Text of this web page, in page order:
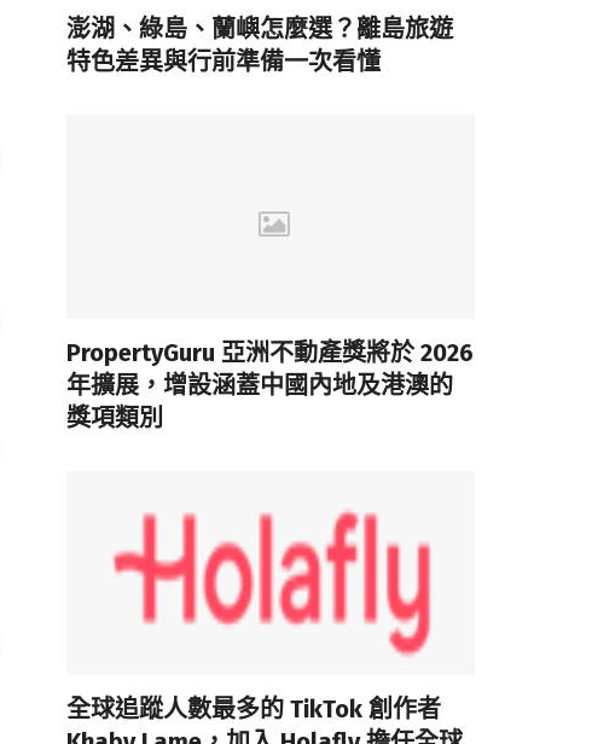
澎湖、綠島、蘭嶼怎麼選？離島旅遊
特色差異與行前準備一次看懂
PropertyGuru 亞洲不動產獎將於 2026
年擴展，增設涵蓋中國內地及港澳的
獎項類別
全球追蹤人數最多的 TikTok 創作者